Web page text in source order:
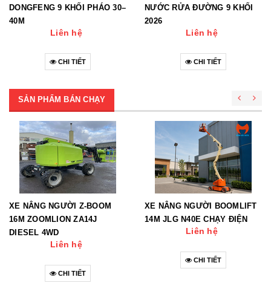
DONGFENG 9 KHỐI PHÁO 30–
40M
Liên hệ
CHI TIẾT
NƯỚC RỬA ĐƯỜNG 9 KHỐI
2026
Liên hệ
CHI TIẾT
SẢN PHẨM BÁN CHẠY
XE NÂNG NGƯỜI Z-BOOM
16M ZOOMLION ZA14J
DIESEL 4WD
Liên hệ
CHI TIẾT
XE NÂNG NGƯỜI BOOMLIFT
14M JLG N40E CHẠY ĐIỆN
Liên hệ
CHI TIẾT